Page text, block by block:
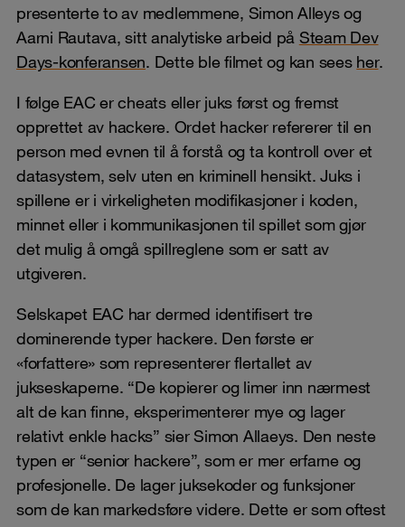
presenterte to av medlemmene, Simon Alleys og
Aarni Rautava, sitt analytiske arbeid på Steam Dev
Days-konferansen. Dette ble filmet og kan sees her.
I følge EAC er cheats eller juks først og fremst
opprettet av hackere. Ordet hacker refererer til en
person med evnen til å forstå og ta kontroll over et
datasystem, selv uten en kriminell hensikt. Juks i
spillene er i virkeligheten modifikasjoner i koden,
minnet eller i kommunikasjonen til spillet som gjør
det mulig å omgå spillreglene som er satt av
utgiveren.
Selskapet EAC har dermed identifisert tre
dominerende typer hackere. Den første er
«forfattere» som representerer flertallet av
jukseskaperne. “De kopierer og limer inn nærmest
alt de kan finne, eksperimenterer mye og lager
relativt enkle hacks” sier Simon Allaeys. Den neste
typen er “senior hackere”, som er mer erfarne og
profesjonelle. De lager juksekoder og funksjoner
som de kan markedsføre videre. Dette er som oftest